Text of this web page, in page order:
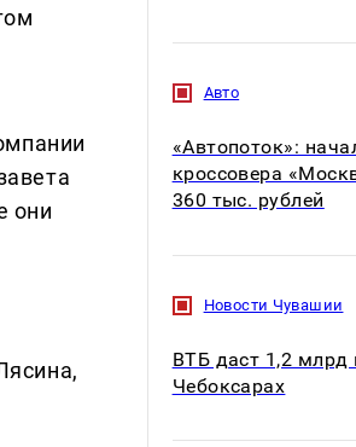
они
Авто
«Автопоток»:
кроссовера
360 тыс. рублей
Новости Чувашии
ВТБ даст 1,2
Чебоксарах